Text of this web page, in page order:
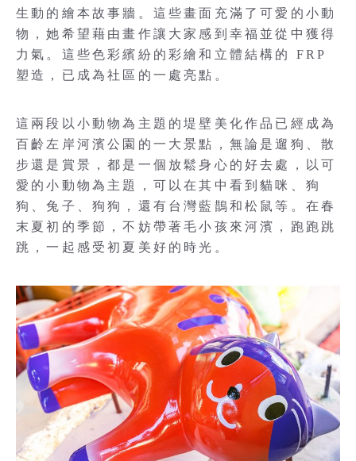
生動的繪本故事牆。這些畫面充滿了可愛的小動
物，她希望藉由畫作讓大家感到幸福並從中獲得
力氣。這些色彩繽紛的彩繪和立體結構的 FRP
塑造，已成為社區的一處亮點。
這兩段以小動物為主題的堤壁美化作品已經成為
百齡左岸河濱公園的一大景點，無論是遛狗、散
步還是賞景，都是一個放鬆身心的好去處，以可
愛的小動物為主題，可以在其中看到貓咪、狗
狗、兔子、狗狗，還有台灣藍鵲和松鼠等。在春
末夏初的季節，不妨帶著毛小孩來河濱，跑跑跳
跳，一起感受初夏美好的時光。